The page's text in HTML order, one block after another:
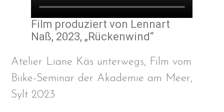
Film produziert von Lennart
Naß, 2023, „Rückenwind“
Atelier Liane Käs unterwegs, Film vom
Biike-Seminar der Akademie am Meer,
Sylt 2023